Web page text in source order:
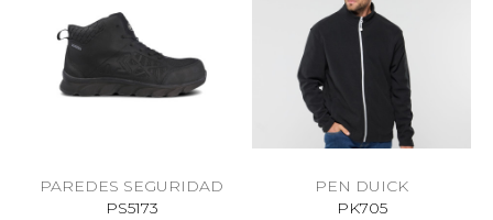
SEGURIDAD
PAREDES SEGURIDAD
PS5173
PEN DUICK
PK705